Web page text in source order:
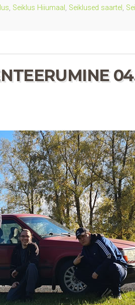
, Seiklus Hiiumaal , Seiklused saartel ,